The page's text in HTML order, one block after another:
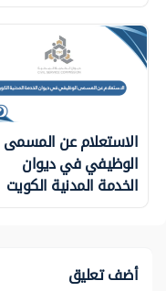
الاستعلام عن المسمى
الوظيفي في ديوان
الخدمة المدنية الكويت
أضف تعليق